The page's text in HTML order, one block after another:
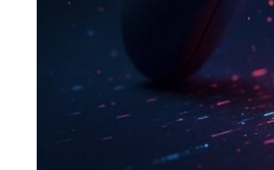
Der Einsatz generativer KI in
der Spieleentwicklung sorgt
derzeit für intensive
Diskussionen. Ausgelöst
wurde die aktuelle Debatte
durch Epic-Games-Chef Tim